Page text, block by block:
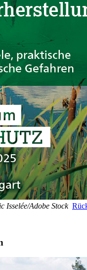
Isselée/Adobe Stock